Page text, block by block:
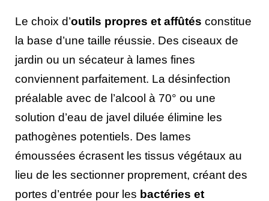
Le choix d’outils propres et affûtés constitue
la base d’une taille réussie. Des ciseaux de
jardin ou un sécateur à lames fines
conviennent parfaitement. La désinfection
préalable avec de l’alcool à 70° ou une
solution d’eau de javel diluée élimine les
pathogènes potentiels. Des lames
émoussées écrasent les tissus végétaux au
lieu de les sectionner proprement, créant des
portes d’entrée pour les bactéries et